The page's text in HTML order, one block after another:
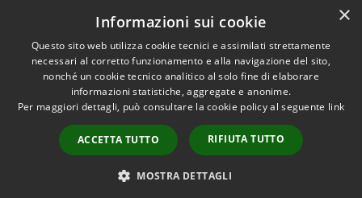
Piano di miglioramento dei servizi
Accessibilità
Copyright © 2026 • Comune di
Zoagli • Powered by
Municipium•
Accesso
redazione
×
Informazioni sui cookie
Questo sito web utilizza cookie tecnici e assimilati strettamente
necessari al corretto funzionamento e alla navigazione del sito,
nonché un cookie tecnico analitico al solo fine di elaborare
informazioni statistiche, aggregate e anonime.
Per maggiori dettagli, può consultare la cookie policy al seguente link
ACCETTA TUTTO RIFIUTA TUTTO
MOSTRA DETTAGLI